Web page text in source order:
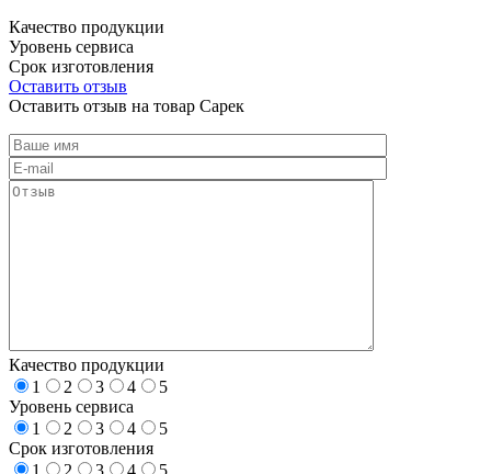
Качество продукции
Уровень сервиса
Срок изготовления
Оставить отзыв
Оставить отзыв на товар Сарек
Качество продукции
1
2 3 4
5
Уровень сервиса
1
2 3 4
5
Срок изготовления
1
2 3 4
5